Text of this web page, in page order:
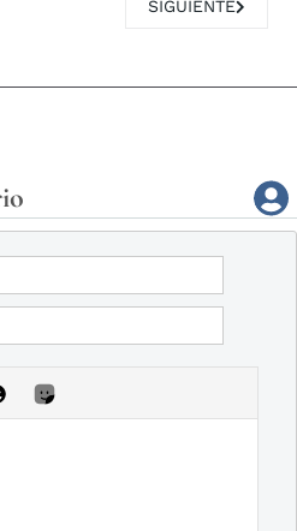
SOLICITA EL 2% CULTURAL
ARTÍCULO
SIGUIENTE